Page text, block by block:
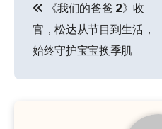
章
导
航
《我们的爸爸 2》收
官，松达从节目到生活，
始终守护宝宝换季肌